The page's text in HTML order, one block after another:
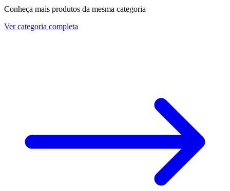
Conheça mais produtos da mesma categoria
Ver categoria completa